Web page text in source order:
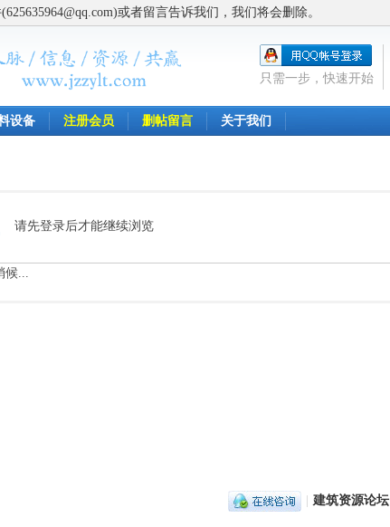
或者留言告诉我们，我们将会删除。
只需一步，快速开始
设备 注册会员 删帖留言 关于我们
请先登录后才能继续浏览
候...
建筑资源论坛